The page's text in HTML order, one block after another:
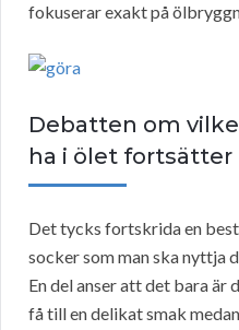
fokuserar exakt på
Debatten om
ha i ölet fortsätter
Det tycks fortskrida en
socker som man ska nyttja
En del anser att det bara är
få till en delikat smak